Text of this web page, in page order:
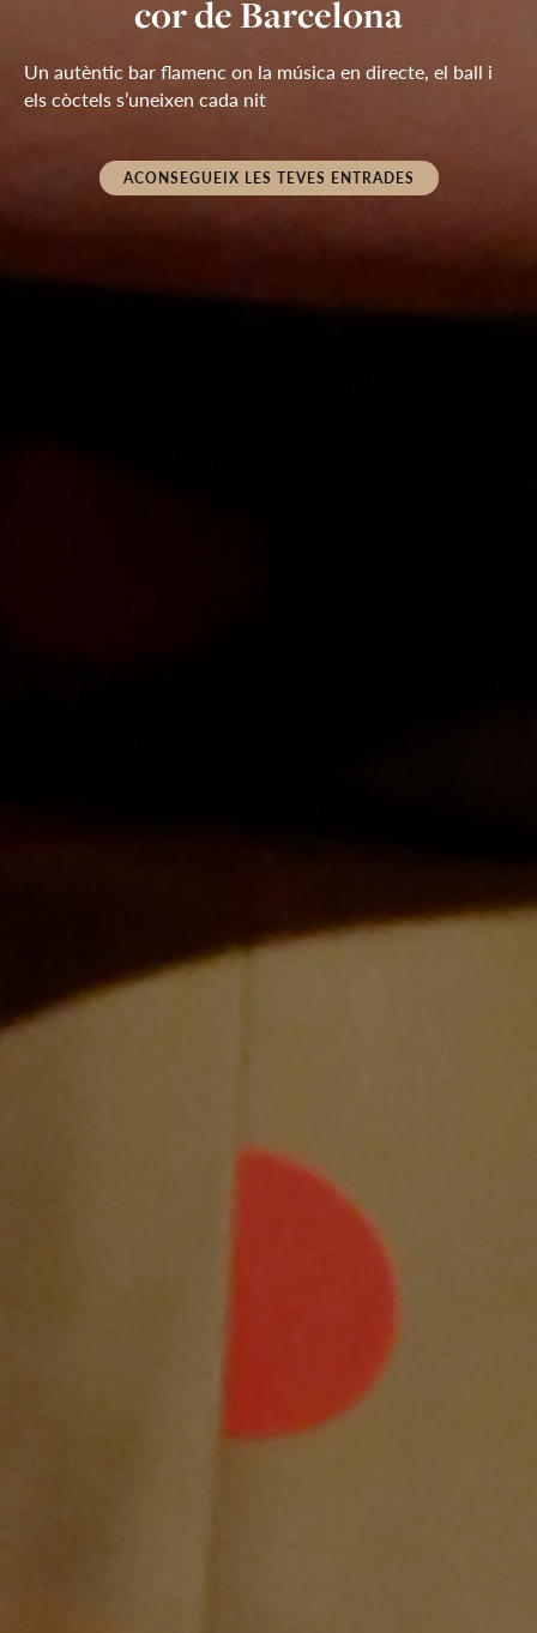
entrades
Oferta per temps limitat
ACONSEGUEIX LES TEVES ENTRADES
cor de Barcelona
Un autèntic bar flamenc on la música en directe, el ball i
els còctels s’uneixen cada nit
ACONSEGUEIX LES TEVES ENTRADES
Duende Bar & Cocktails
Gaudeix de grans artistes del flamenc en un ambient íntim
inspirat en la tradició del Tablao Cordobes
ACONSEGUEIX LES TEVES ENTRADES
Rambles
Viu el flamenc en directe a pocs passos de l’escenari, a la
mateixa Rambla, en un bar flamenc únic
ACONSEGUEIX LES TEVES ENTRADES